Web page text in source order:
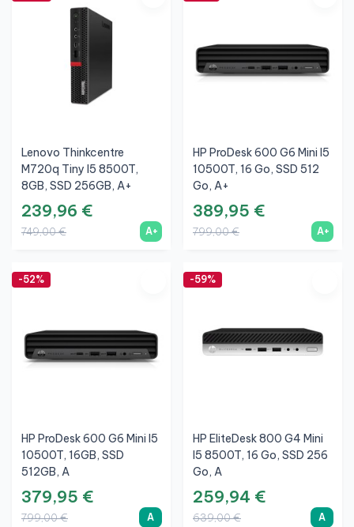
Lenovo Thinkcentre
M720q Tiny I5 8500T,
8GB, SSD 256GB, A+
239,96 €
749,00 € A+
HP ProDesk 600 G6 Mini I5
10500T, 16 Go, SSD 512
Go, A+
389,95 €
799,00 € A+
-52%
HP ProDesk 600 G6 Mini I5
10500T, 16GB, SSD
512GB, A
379,95 €
799,00 € A
-59%
HP EliteDesk 800 G4 Mini
I5 8500T, 16 Go, SSD 256
Go, A
259,94 €
639,00 € A